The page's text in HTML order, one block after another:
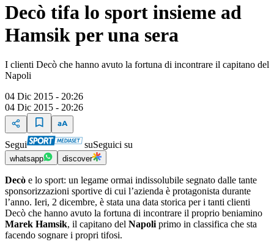
Decò tifa lo sport insieme ad
Hamsik per una sera
I clienti Decò che hanno avuto la fortuna di incontrare il capitano del
Napoli
04 Dic 2015 - 20:26
04 Dic 2015 - 20:26
Segui suSeguici su
whatsapp discover
Decò e lo sport: un legame ormai indissolubile segnato dalle tante
sponsorizzazioni sportive di cui l’azienda è protagonista durante
l’anno. Ieri, 2 dicembre, è stata una data storica per i tanti clienti
Decò che hanno avuto la fortuna di incontrare il proprio beniamino
Marek Hamsik, il capitano del Napoli primo in classifica che sta
facendo sognare i propri tifosi.